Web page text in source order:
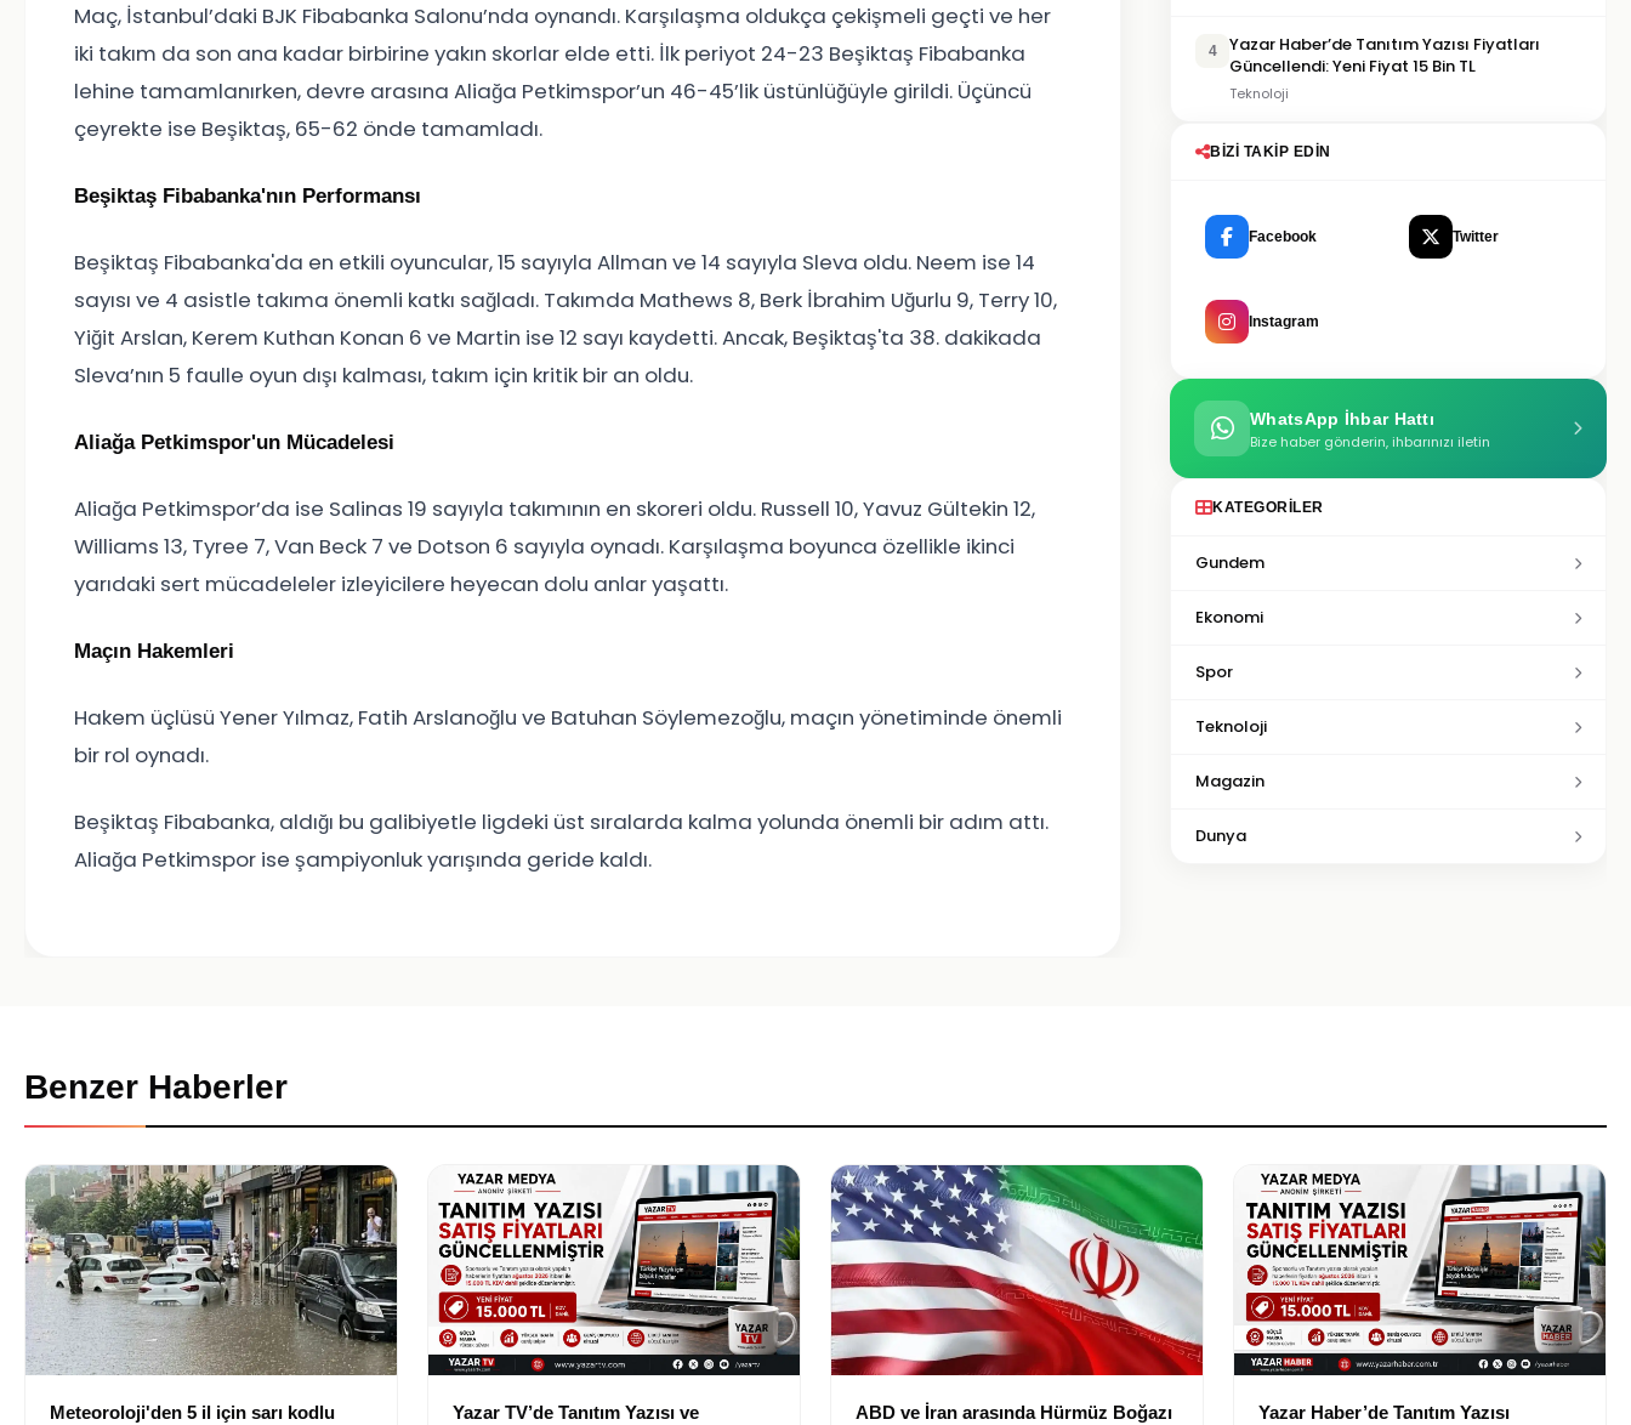
Maç, İstanbul’daki BJK Fibabanka Salonu’nda oynandı. Karşılaşma oldukça çekişmeli geçti ve her
iki takım da son ana kadar birbirine yakın skorlar elde etti. İlk periyot 24-23 Beşiktaş Fibabanka
lehine tamamlanırken, devre arasına Aliağa Petkimspor’un 46-45’lik üstünlüğüyle girildi. Üçüncü
çeyrekte ise Beşiktaş, 65-62 önde tamamladı.
Beşiktaş Fibabanka'nın Performansı
Beşiktaş Fibabanka'da en etkili oyuncular, 15 sayıyla Allman ve 14 sayıyla Sleva oldu. Neem ise 14
sayısı ve 4 asistle takıma önemli katkı sağladı. Takımda Mathews 8, Berk İbrahim Uğurlu 9, Terry 10,
Yiğit Arslan, Kerem Kuthan Konan 6 ve Martin ise 12 sayı kaydetti. Ancak, Beşiktaş'ta 38. dakikada
Sleva’nın 5 faulle oyun dışı kalması, takım için kritik bir an oldu.
Aliağa Petkimspor'un Mücadelesi
Aliağa Petkimspor’da ise Salinas 19 sayıyla takımının en skoreri oldu. Russell 10, Yavuz Gültekin 12,
Williams 13, Tyree 7, Van Beck 7 ve Dotson 6 sayıyla oynadı. Karşılaşma boyunca özellikle ikinci
yarıdaki sert mücadeleler izleyicilere heyecan dolu anlar yaşattı.
Maçın Hakemleri
Hakem üçlüsü Yener Yılmaz, Fatih Arslanoğlu ve Batuhan Söylemezoğlu, maçın yönetiminde önemli
bir rol oynadı.
Beşiktaş Fibabanka, aldığı bu galibiyetle ligdeki üst sıralarda kalma yolunda önemli bir adım attı.
Aliağa Petkimspor ise şampiyonluk yarışında geride kaldı.
4
Yazar Haber’de Tanıtım Yazısı Fiyatları
Güncellendi: Yeni Fiyat 15 Bin TL
Teknoloji
BIZI TAKIP EDIN
Facebook Twitter
Instagram
WhatsApp İhbar Hattı
Bize haber gönderin, ihbarınızı iletin
KATEGORILER
Gundem
Ekonomi
Spor
Teknoloji
Magazin
Dunya
Benzer Haberler
Meteoroloji'den 5 il için sarı kodlu
Yazar TV’de Tanıtım Yazısı ve
ABD ve İran arasında Hürmüz Boğazı
Yazar Haber’de Tanıtım Yazısı